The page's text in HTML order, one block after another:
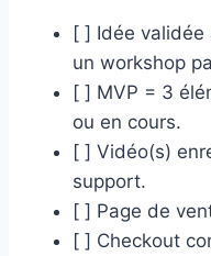
[ ] Idée validée
un workshop
[ ] MVP = 3
ou en cours.
[ ] Vidéo(s)
support.
[ ] Page de
[ ] Checkout